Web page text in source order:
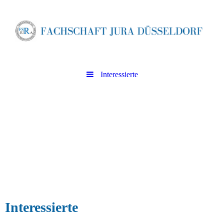
Interessierte
Interessierte